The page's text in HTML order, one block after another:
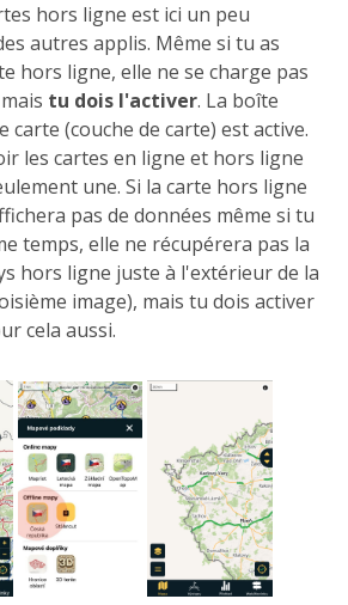
hors ligne est ici un peu
autres applis. Même si tu as
hors ligne, elle ne se charge pas
tu dois l'activer. La boîte
carte (couche de carte) est active.
les cartes en ligne et hors ligne
une. Si la carte hors ligne
pas de données même si tu
temps, elle ne récupérera pas la
hors ligne juste à l'extérieur de la
image), mais tu dois activer
cela aussi.